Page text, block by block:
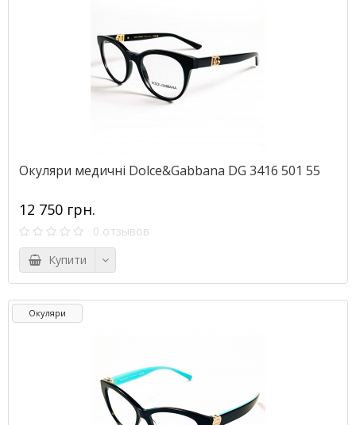
Окуляри медичні Dolce&Gabbana DG 3416 501 55
12 750 грн.
0 отзывов
Купити
Окуляри